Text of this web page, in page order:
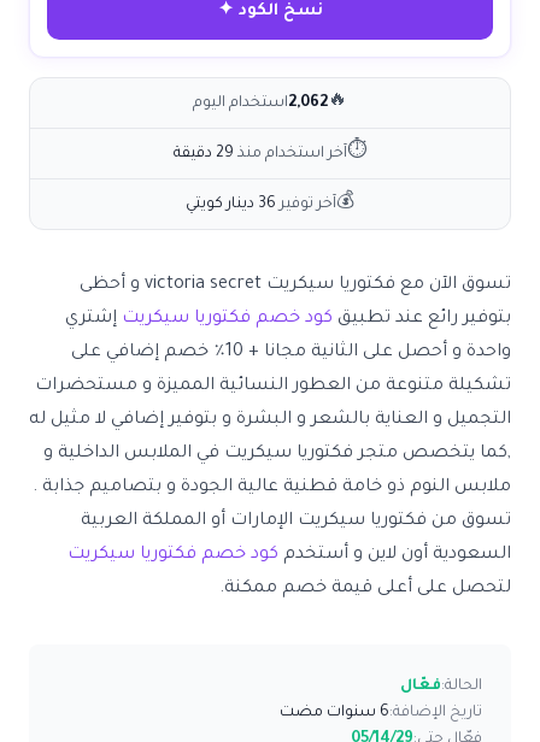
نسخ الكود ✦
🔥
2,062استخدام اليوم
⏱آخر استخدام منذ 29 دقيقة
💰آخر توفير 36 دينار كويتي
تسوق الآن مع فكتوريا سيكريت victoria secret
و أحظى
بتوفير رائع عند تطبيق كود خصم فكتوريا سيكريت إشتري
واحدة و أحصل على الثانية مجانا + 10٪ خصم إضافي على
تشكيلة متنوعة من العطور النسائية المميزة و مستحضرات
التجميل و العناية بالشعر و البشرة و بتوفير إضافي لا مثيل له
,كما يتخصص متجر فكتوريا سيكريت في الملابس الداخلية و
ملابس النوم ذو خامة قطنية عالية الجودة و بتصاميم جذابة .
تسوق من فكتوريا سيكريت الإمارات أو المملكة العربية
السعودية أون لاين و أستخدم كود خصم فكتوريا سيكريت
لتحصل على أعلى قيمة خصم ممكنة.
الحالة:فعّال
تاريخ الإضافة:6 سنوات مضت